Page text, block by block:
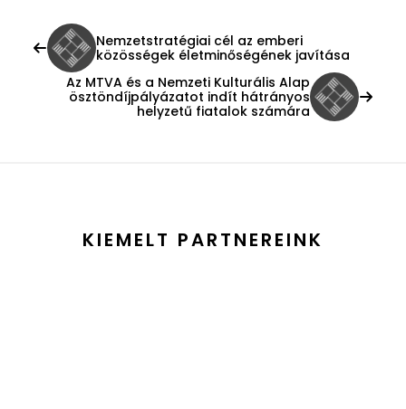
Nemzetstratégiai cél az emberi
közösségek életminőségének javítása
Az MTVA és a Nemzeti Kulturális Alap
ösztöndíjpályázatot indít hátrányos
helyzetű fiatalok számára
KIEMELT PARTNEREINK